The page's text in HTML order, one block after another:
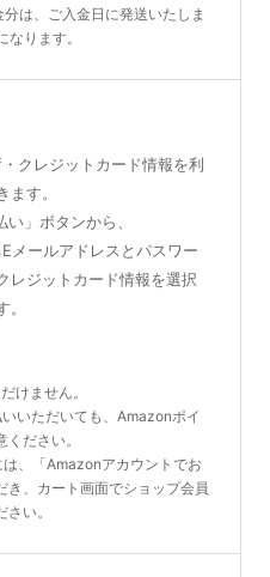
は、ご入金日に発送いたしま
ります。
クレジットカード情報を利
す。
」ボタンから、
メールアドレスとパスワー
レジットカード情報を選択
けません。
いただいても、Amazonポイ
ださい。
、「Amazonアカウントでお
き、カート画面でショップ会員
い。